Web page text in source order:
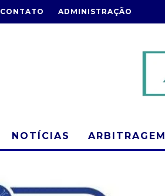
CONTATO ADMINISTRAÇÃO
NOTÍCIAS ARBITRAGEM